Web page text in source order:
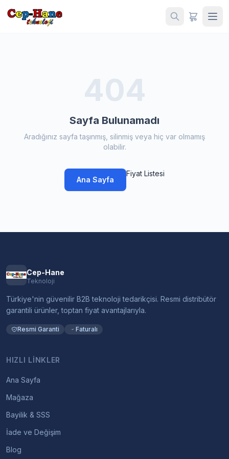
404
Sayfa Bulunamadı
Aradığınız sayfa taşınmış, silinmiş veya hiç var olmamış
olabilir.
Ana Sayfa
Fiyat Listesi
Cep-Hane
Teknoloji
Türkiye'nin güvenilir B2B teknoloji tedarikçisi. Resmi distribütör
garantili ürünler, toptan fiyat avantajlarıyla.
Resmi Garanti Faturalı
HIZLI LINKLER
Ana Sayfa
Mağaza
Bayilik & SSS
İade ve Değişim
Blog